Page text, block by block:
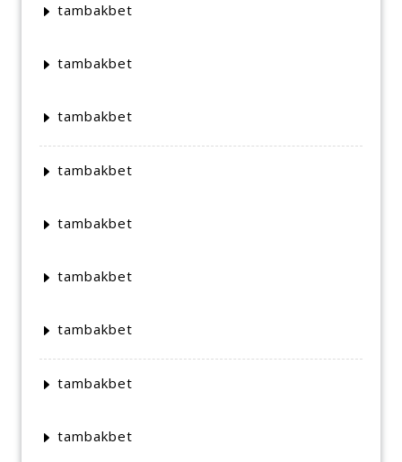
tambakbet
tambakbet
tambakbet
tambakbet
tambakbet
tambakbet
tambakbet
tambakbet
tambakbet